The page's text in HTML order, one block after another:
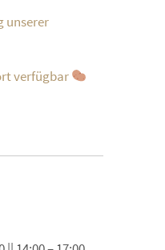
unserer
verfügbar